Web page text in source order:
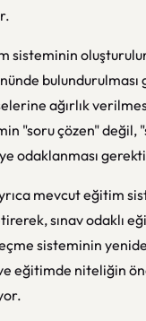
sisteminin
ağırlık
"soru çözen" değil,
odaklanması
mevcut eğitim
sınav odaklı
sisteminin
eğitimde niteliğin